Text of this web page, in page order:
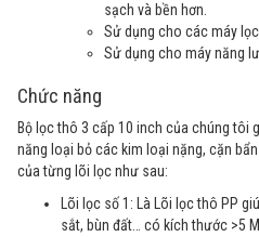
sạch và bền hơn.
Sử dụng cho các máy lọc
Sử dụng cho máy năng
Chức năng
Bộ lọc thô 3 cấp 10 inch của chúng tôi
năng loại bỏ các kim loại nặng, cặn
của từng lõi lọc như sau:
Lõi lọc số 1: Là Lõi lọc thô PP
sắt, bùn đất… có kích thước >5